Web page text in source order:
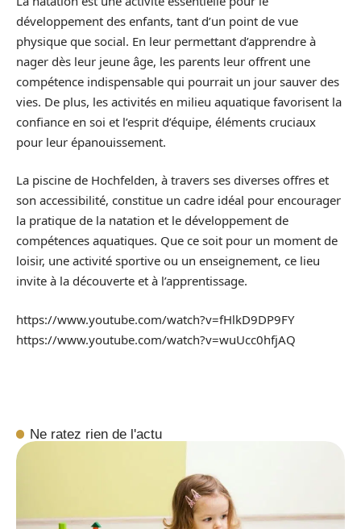
développement des enfants, tant d’un point de vue
physique que social. En leur permettant d’apprendre à
nager dès leur jeune âge, les parents leur offrent une
compétence indispensable qui pourrait un jour sauver des
vies. De plus, les activités en milieu aquatique favorisent la
confiance en soi et l’esprit d’équipe, éléments cruciaux
pour leur épanouissement.
La piscine de Hochfelden, à travers ses diverses offres et
son accessibilité, constitue un cadre idéal pour encourager
la pratique de la natation et le développement de
compétences aquatiques. Que ce soit pour un moment de
loisir, une activité sportive ou un enseignement, ce lieu
invite à la découverte et à l’apprentissage.
https://www.youtube.com/watch?v=fHlkD9DP9FY
https://www.youtube.com/watch?v=wuUcc0hfjAQ
Ne ratez rien de l'actu